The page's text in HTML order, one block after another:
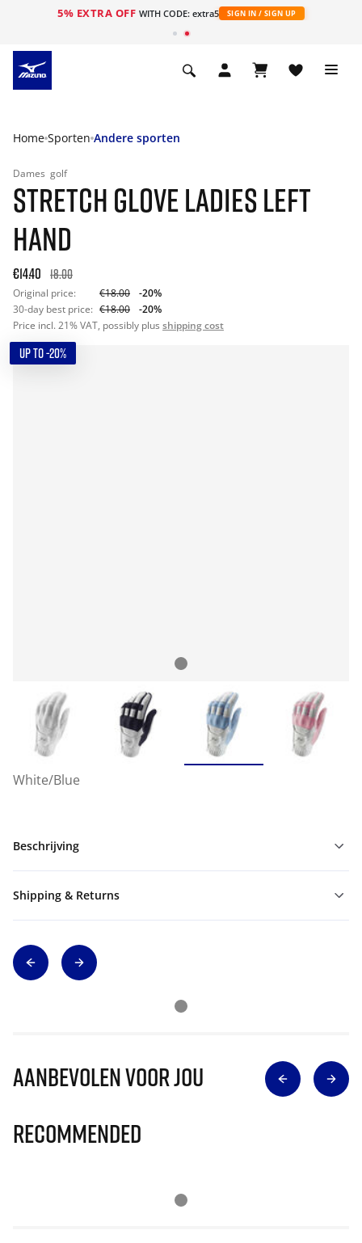
5% EXTRA OFF WITH CODE: extra5 SIGN IN / SIGN UP
Home Sporten Andere sporten
Dames golf
STRETCH GLOVE LADIES LEFT
HAND
€14.40 18.00
Original price: €18.00
-20%
30-day best price: €18.00
-20%
Price incl. 21% VAT, possibly plus shipping cost
UP TO -20%
White/Blue
Beschrijving
Shipping & Returns
Aanbevolen voor jou
Recommended